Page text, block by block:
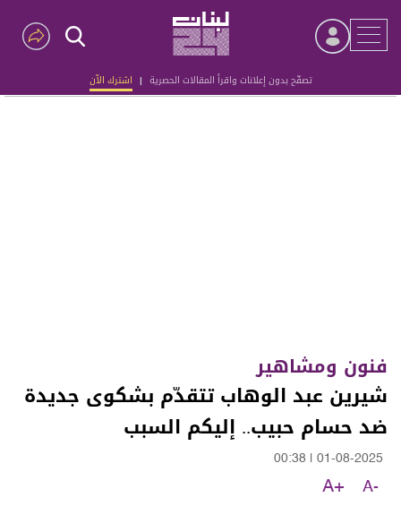
تصفّح بدون إعلانات واقرأ المقالات الحصرية | اشترك الآن
Advertisement
فنون ومشاهير
شيرين عبد الوهاب تتقدّم بشكوى جديدة
ضد حسام حبيب.. إليكم السبب
01-08-2025
00:38
A-
A+